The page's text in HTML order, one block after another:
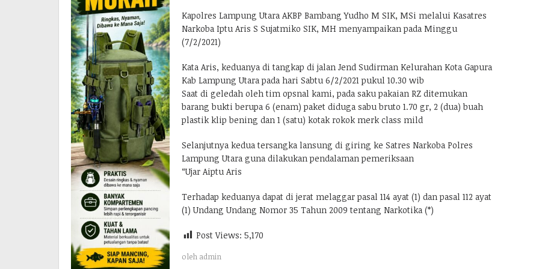
Kapolres Lampung Utara AKBP Bambang Yudho M SIK, MSi melalui Kasatres
Narkoba Iptu Aris S Sujatmiko SIK, MH menyampaikan pada Minggu
(7/2/2021)
Kata Aris, keduanya di tangkap di jalan Jend Sudirman Kelurahan Kota Gapura
Kab Lampung Utara pada hari Sabtu 6/2/2021 pukul 10.30 wib
Saat di geledah oleh tim opsnal kami, pada saku pakaian RZ ditemukan
barang bukti berupa 6 (enam) paket diduga sabu bruto 1.70 gr, 2 (dua) buah
plastik klip bening dan 1 (satu) kotak rokok merk class mild
Selanjutnya kedua tersangka lansung di giring ke Satres Narkoba Polres
Lampung Utara guna dilakukan pendalaman pemeriksaan
“Ujar Aiptu Aris
Terhadap keduanya dapat di jerat melaggar pasal 114 ayat (1) dan pasal 112 ayat
(1) Undang Undang Nomor 35 Tahun 2009 tentang Narkotika (*)
Post Views: 5,170
oleh admin